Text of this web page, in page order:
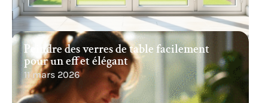
Peindre des verres de table facilement
pour un effet élégant
11 mars 2026